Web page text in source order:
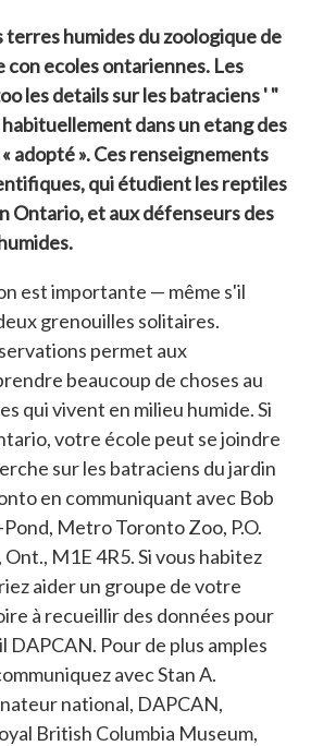
terres humides du zoologique de
con ecoles ontariennes. Les
les details sur les batraciens ' "
dans un etang des
adopté ». Ces renseignements
qui étudient les reptiles
Ontario, et aux défenseurs des
est importante — même s'il
grenouilles solitaires.
permet aux
beaucoup de choses au
qui vivent en milieu humide. Si
votre école peut se joindre
sur les batraciens du jardin
en communiquant avec Bob
Metro Toronto Zoo, P.O.
M1E 4R5. Si vous habitez
aider un groupe de votre
à recueillir des données pour
DAPCAN. Pour de plus amples
avec Stan A.
national, DAPCAN,
British Columbia Museum,